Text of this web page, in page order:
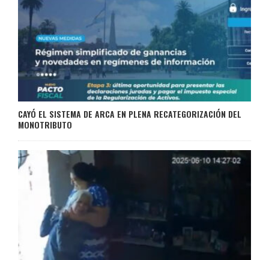
CAYÓ EL SISTEMA DE ARCA EN PLENA RECATEGORIZACIÓN DEL
MONOTRIBUTO